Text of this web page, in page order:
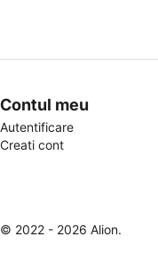
Contul meu
Autentificare
Creati cont
© 2022 - 2026 Alion.